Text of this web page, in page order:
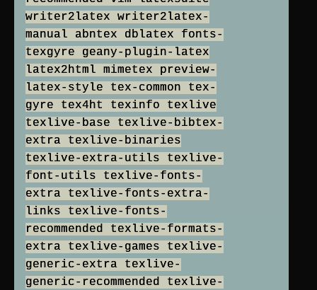
writer2latex writer2latex-
manual abntex dblatex fonts-
texgyre geany-plugin-latex
latex2html mimetex preview-
latex-style tex-common tex-
gyre tex4ht texinfo texlive
texlive-base texlive-bibtex-
extra texlive-binaries
texlive-extra-utils texlive-
font-utils texlive-fonts-
extra texlive-fonts-extra-
links texlive-fonts-
recommended texlive-formats-
extra texlive-games texlive-
generic-extra texlive-
generic-recommended texlive-